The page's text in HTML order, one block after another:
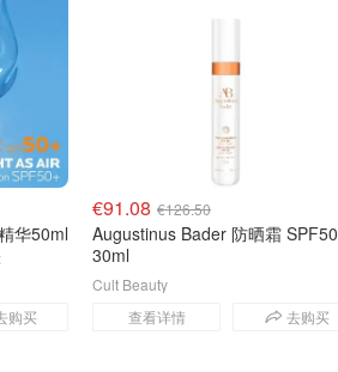
华50ml
购买
€91.08 €126.50
Augustinus Bader 防晒霜 SPF50
30ml
查看详情 去购买
Cult Beauty